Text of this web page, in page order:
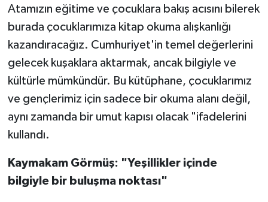
Atamızın eğitime ve çocuklara bakış acısını bilerek
burada çocuklarımıza kitap okuma alışkanlığı
kazandıracağız. Cumhuriyet'in temel değerlerini
gelecek kuşaklara aktarmak, ancak bilgiyle ve
kültürle mümkündür. Bu kütüphane, çocuklarımız
ve gençlerimiz için sadece bir okuma alanı değil,
aynı zamanda bir umut kapısı olacak "ifadelerini
kullandı.
Kaymakam Görmüş: "Yeşillikler içinde
bilgiyle bir buluşma noktası"